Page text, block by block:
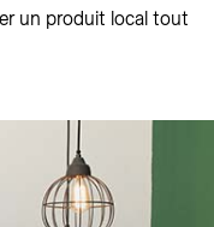
un produit local tout